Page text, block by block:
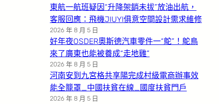
東航一航班疑因“升降架銷未拔”放油出航，
客服回應：飛機JIUYI俱意空間設計需求維修
2026 年 8 月 5 日
好年夜OSDER奧斯德汽車零件一“鴕”！鴕鳥
來了廣東也能被養成“走地雞”
2026 年 8 月 5 日
河南安到九宮格共享陽完成村級電商辦事效
能全籠罩_中國扶貧在線_國度扶貧門戶
2026 年 8 月 5 日